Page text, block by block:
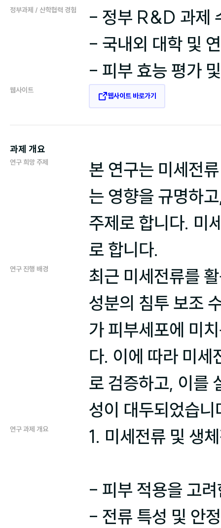
정부과제 / 산학협력 경험
- 정부 R&D 과제
- 국내외 대학 및
- 피부 효능 평가
웹사이트
웹사이트 바로가기
과제 개요
연구 희망 주제
본 연구는 미세전
는 영향을 규명하
주제로 합니다. 미
연구 진행 배경
최근 미세전류를
성분의 침투 보조
가 피부세포에 미
다. 이에 따라 미세
로 검증하고, 이를
연구 과제 개요 1. 미세전류 및 생
- 피부 적용을 고
- 전류 특성 및 안